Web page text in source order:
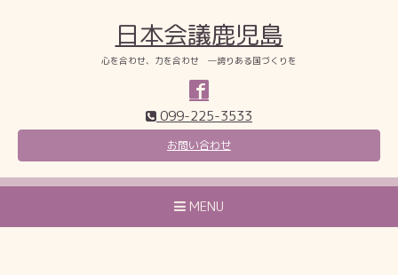
日本会議鹿児島
心を合わせ、力を合わせ ―誇りある国づくりを
099-225-3533
お問い合わせ
MENU